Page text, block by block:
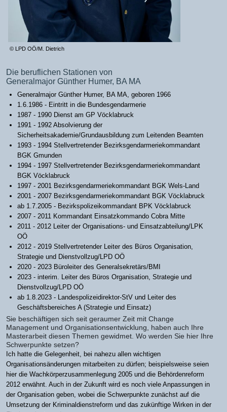
© LPD OÖ/M. Dietrich
Die beruflichen Stationen von
Generalmajor Günther Humer, BA MA
Generalmajor Günther Humer, BA MA, geboren 1966
1.6.1986 - Eintritt in die Bundesgendarmerie
1987 - 1990 Dienst am GP Vöcklabruck
1991 - 1992 Absolvierung der
Sicherheitsakademie/Grundausbildung zum Leitenden Beamten
1993 - 1994 Stellvertretender Bezirksgendarmeriekommandant
BGK Gmunden
1994 - 1997 Stellvertretender Bezirksgendarmeriekommandant
BGK Vöcklabruck
1997 - 2001 Bezirksgendarmeriekommandant BGK Wels-Land
2001 - 2007 Bezirksgendarmeriekommandant BGK Vöcklabruck
ab 1.7.2005 - Bezirkspolizeikommandant BPK Vöcklabruck
2007 - 2011 Kommandant Einsatzkommando Cobra Mitte
2011 - 2012 Leiter der Organisations- und Einsatzabteilung/LPK
OÖ
2012 - 2019 Stellvertretender Leiter des Büros Organisation,
Strategie und Dienstvollzug/LPD OÖ
2020 - 2023 Büroleiter des Generalsekretärs/BMI
2023 - interim. Leiter des Büros Organisation, Strategie und
Dienstvollzug/LPD OÖ
ab 1.8.2023 - Landespolizeidirektor-StV und Leiter des
Geschäftsbereiches A (Strategie und Einsatz)
Sie beschäftigen sich seit geraumer Zeit mit Change
Management und Organisationsentwicklung, haben auch Ihre
Masterarbeit diesen Themen gewidmet. Wo werden Sie hier Ihre
Schwerpunkte setzen?
Ich hatte die Gelegenheit, bei nahezu allen wichtigen
Organisationsänderungen mitarbeiten zu dürfen; beispielsweise seien
hier die Wachkörperzusammenlegung 2005 und die Behördenreform
2012 erwähnt. Auch in der Zukunft wird es noch viele Anpassungen in
der Organisation geben, wobei die Schwerpunkte zunächst auf die
Umsetzung der Kriminaldienstreform und das zukünftige Wirken in der